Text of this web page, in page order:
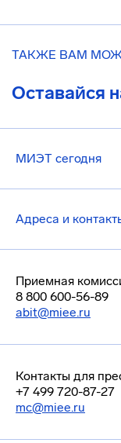
ТАКЖЕ ВАМ
Оставайся
МИЭТ сегодня
Адреса и
Приемная
8 800 600-56-89
abit@miee.ru
Контакты для
+7 499 720-87-27
mc@miee.ru